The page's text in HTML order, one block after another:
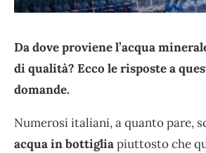
Da dove proviene l’acqua
di qualità? Ecco le risposte a
domande.
Numerosi italiani, a quanto pare,
acqua in bottigliapiuttosto che